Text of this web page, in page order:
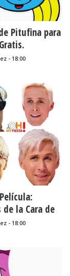
Pitufina para
- 18:00
de la Cara de
usar
- 18:00